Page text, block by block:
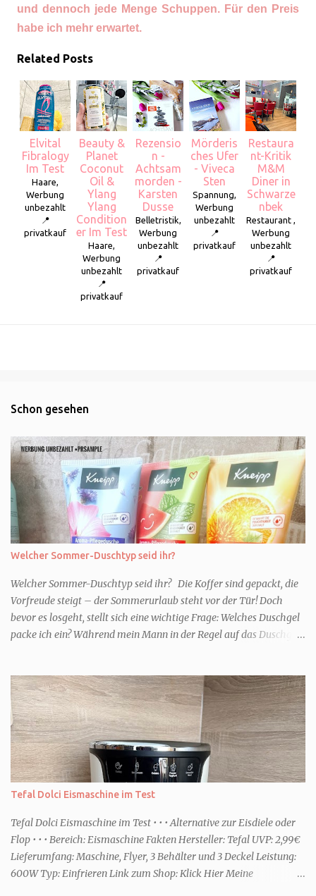
und dennoch jede Menge Schuppen. Für den Preis
habe ich mehr erwartet.
Related Posts
Elvital
Fibralogy
Im Test
Haare,
Werbung
unbezahlt
📍
privatkauf
Beauty &
Planet
Coconut
Oil &
Ylang
Ylang
Condition
er Im Test
Haare,
Werbung
unbezahlt
📍
privatkauf
Rezensio
n -
Achtsam
morden -
Karsten
Dusse
Belletristik,
Werbung
unbezahlt
📍
privatkauf
Mörderis
ches Ufer
- Viveca
Sten
Spannung,
Werbung
unbezahlt
📍
privatkauf
Restaura
nt-Kritik
M&M
Diner in
Schwarze
nbek
Restaurant ,
Werbung
unbezahlt
📍
privatkauf
Schon gesehen
Welcher Sommer-Duschtyp seid ihr?
Welcher Sommer-Duschtyp seid ihr? Die Koffer sind gepackt, die
Vorfreude steigt – der Sommerurlaub steht vor der Tür! Doch
bevor es losgeht, stellt sich eine wichtige Frage: Welches Duschgel
packe ich ein? Während mein Mann in der Regel auf das Duschgel
Urlaub Entspannung und Wellness. Falls ihr ähnlich denkt, lasst
uns doch herausfinden, welcher Duschtyp ihr seid. TYP
GENIESSER Egal, ob Strand oder Städtetrip - für euch gehört
gutes Essen, ein guter Wein oder Cocktail, vielleicht ein gutes Buch
dazu. Ihr liebt es Sonnenuntergänge zu beobachten und genießt
einfach jeden Moment. Dann seid ihr wie ich der Typ Genießer.
Hier empfehle ich tatsächlich Düfte die zur Jahreszeit passen, weil
einem frisch-fruchtigen Duft, wie die Kneipp Aroma-Pflegedusche
“ Sommer Flirt ...
Tefal Dolci Eismaschine im Test
Tefal Dolci Eismaschine im Test • • • Alternative zur Eisdiele oder
Flop • • • Bereich: Eismaschine Fakten Hersteller: Tefal UVP: 2,99€
Lieferumfang: Maschine, Flyer, 3 Behälter und 3 Deckel Leistung:
600W Typ: Einfrieren Link zum Shop: Klick Hier Meine